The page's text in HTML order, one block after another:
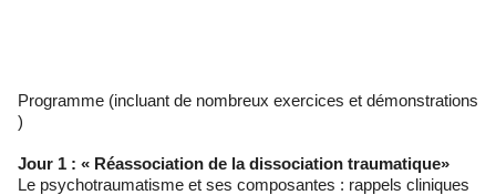
Programme (incluant de nombreux exercices et démonstrations
)
Jour 1 : « Réassociation de la dissociation traumatique»
Le psychotraumatisme et ses composantes : rappels cliniques